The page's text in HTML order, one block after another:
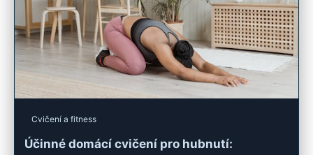
Cvičení a fitness
Účinné domácí cvičení pro hubnutí: